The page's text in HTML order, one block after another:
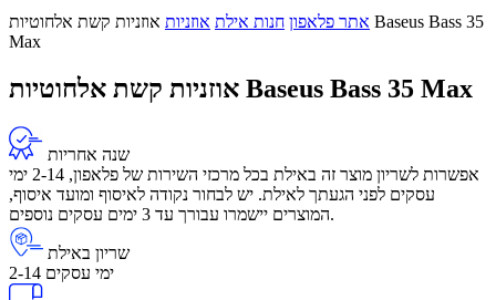
אתר פלאפון חנות אילת אוזניות אוזניות קשת אלחוטיות Baseus Bass 35
Max
אוזניות קשת אלחוטיות Baseus Bass 35 Max
שנה אחריות
אפשרות לשריון מוצר זה באילת בכל מרכזי השירות של פלאפון, 2-14 ימי
עסקים לפני הגעתך לאילת. יש לבחור נקודה לאיסוף ומועד איסוף,
המוצרים יישמרו עבורך עד 3 ימים עסקים נוספים.
שריון באילת
2-14 ימי עסקים